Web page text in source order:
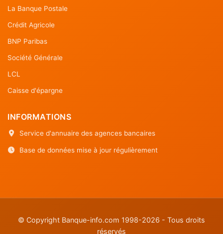
La Banque Postale
Crédit Agricole
BNP Paribas
Société Générale
LCL
Caisse d'épargne
INFORMATIONS
Service d'annuaire des agences bancaires
Base de données mise à jour régulièrement
© Copyright Banque-info.com 1998-2026 - Tous droits
réservés